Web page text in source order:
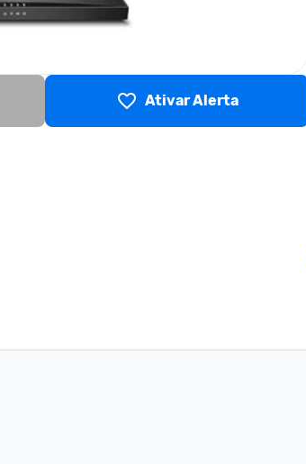
Ativar Alerta